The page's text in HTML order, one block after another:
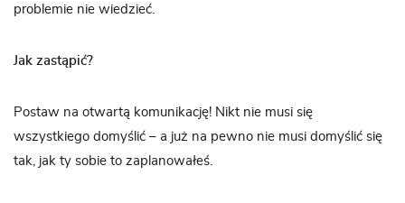
problemie nie wiedzieć.
Jak zastąpić?
Postaw na otwartą komunikację! Nikt nie musi się
wszystkiego domyślić – a już na pewno nie musi domyślić się
tak, jak ty sobie to zaplanowałeś.